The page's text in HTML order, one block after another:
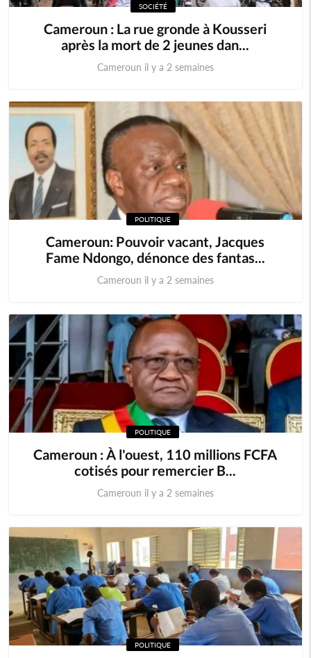
SOCIÉTÉ
Cameroun : La rue gronde à Kousseri
après la mort de 2 jeunes dan...
Cameroun il y a 2 semaines
POLITIQUE
Cameroun: Pouvoir vacant, Jacques
Fame Ndongo, dénonce des fantas...
Cameroun il y a 2 semaines
POLITIQUE
Cameroun : À l'ouest, 110 millions FCFA
cotisés pour remercier B...
Cameroun il y a 2 semaines
POLITIQUE